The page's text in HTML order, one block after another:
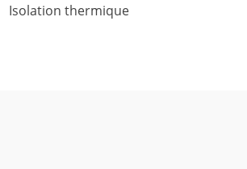
Isolation thermique